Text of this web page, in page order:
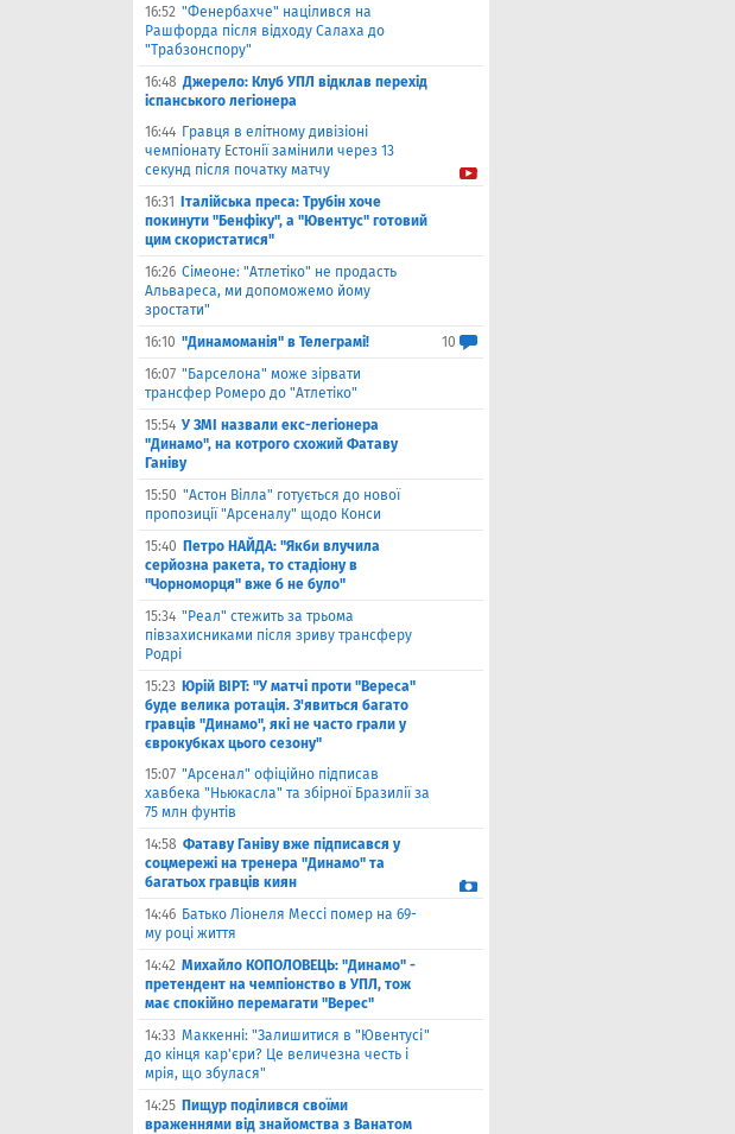
16:52 "Фенербахче" націлився на
Рашфорда після відходу Салаха до
"Трабзонспору"
16:48 Джерело: Клуб УПЛ відклав перехід
іспанського легіонера
16:44 Гравця в елітному дивізіоні
чемпіонату Естонії замінили через 13
секунд після початку матчу
16:31
Італійська преса: Трубін хоче
покинути "Бенфіку", а "Ювентус" готовий
цим скористатися"
16:26 Сімеоне: "Атлетіко" не продасть
Альвареса, ми допоможемо йому
зростати"
16:10 "Динамоманія" в Телеграмі!
10
16:07 "Барселона" може зірвати
трансфер Ромеро до "Атлетіко"
15:54 У ЗМІ назвали екс-легіонера
"Динамо", на котрого схожий Фатаву
Ганіву
15:50 "Астон Вілла" готується до нової
пропозиції "Арсеналу" щодо Конси
15:40 Петро НАЙДА: "Якби влучила
серйозна ракета, то стадіону в
"Чорноморця" вже б не було"
15:34 "Реал" стежить за трьома
півзахисниками після зриву трансферу
Родрі
15:23 Юрій ВІРТ: "У матчі проти "Вереса"
буде велика ротація. З'явиться багато
гравців "Динамо", які не часто грали у
єврокубках цього сезону"
15:07 "Арсенал" офіційно підписав
хавбека "Ньюкасла" та збірної Бразилії за
75 млн фунтів
14:58 Фатаву Ганіву вже підписався у
соцмережі на тренера "Динамо" та
багатьох гравців киян
14:46 Батько Ліонеля Мессі помер на 69-
му році життя
14:42 Михайло КОПОЛОВЕЦЬ: "Динамо" -
претендент на чемпіонство в УПЛ, тож
має спокійно перемагати "Верес"
14:33 Маккенні: "Залишитися в "Ювентусі"
до кінця кар'єри? Це величезна честь і
мрія, що збулася"
14:25 Пищур поділився своїми
враженнями від знайомства з Ванатом